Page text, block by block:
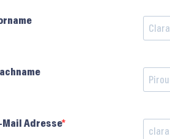
Mail Adresse